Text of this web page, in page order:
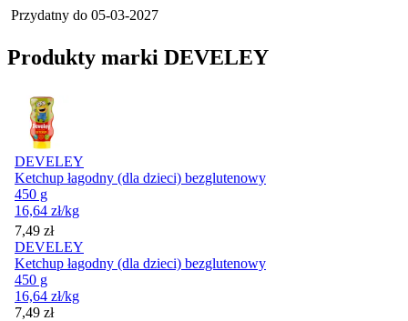
Przydatny do 05-03-2027
Produkty marki DEVELEY
DEVELEY
Ketchup łagodny (dla dzieci) bezglutenowy
450 g
16,64 zł/kg
Cena
7,49 zł
DEVELEY
Ketchup łagodny (dla dzieci) bezglutenowy
450 g
16,64 zł/kg
Cena
7,49 zł